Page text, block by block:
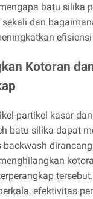
batu silika
dan
Kotoran
partikel kasar
batu silika dapat
backwash
efektivitas